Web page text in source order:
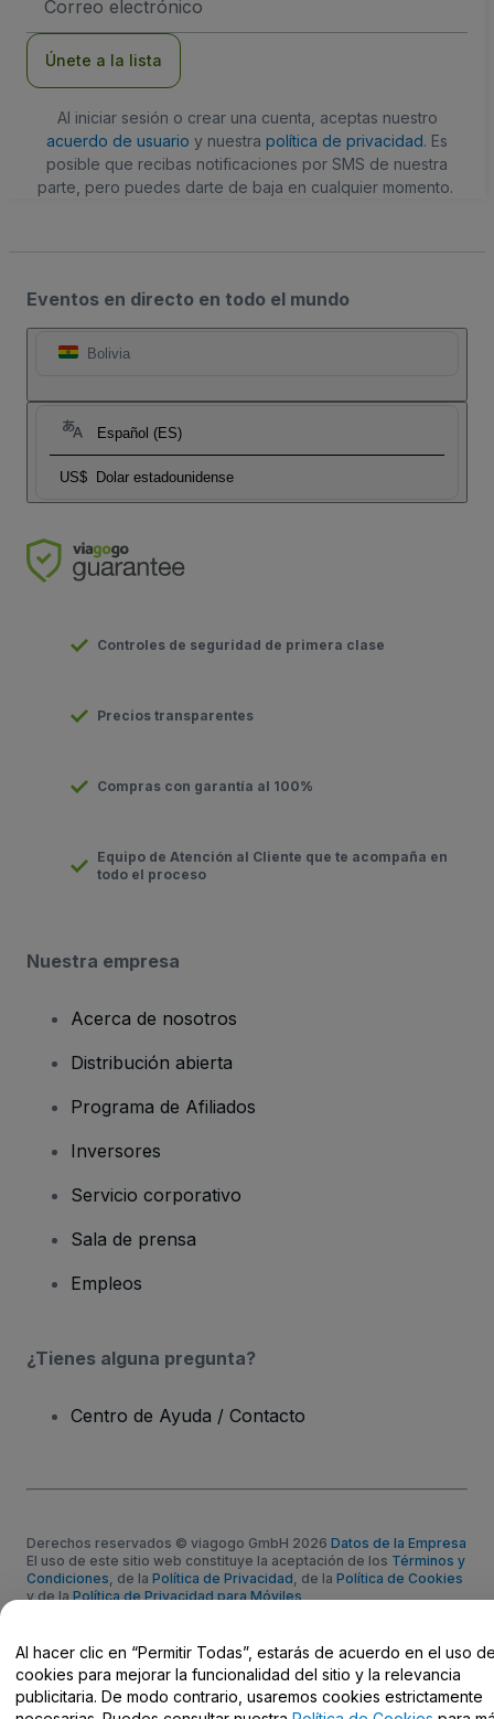
de
Únete a la lista
Al iniciar sesión o crear una cuenta, aceptas nuestro
acuerdo de usuario y nuestra política de privacidad. Es
posible que recibas notificaciones por SMS de nuestra
parte, pero puedes darte de baja en cualquier momento.
Eventos en directo en todo el mundo
Bolivia
Español (ES)
US$ Dolar estadounidense
Controles de seguridad de primera clase
Precios transparentes
Compras con garantía al 100%
Equipo de Atención al Cliente que te acompaña en
todo el proceso
Nuestra empresa
Acerca de nosotros
Distribución abierta
Programa de Afiliados
Inversores
Servicio corporativo
Sala de prensa
Empleos
¿Tienes alguna pregunta?
Centro de Ayuda / Contacto
Derechos reservados © viagogo GmbH 2026 Datos de la Empresa
El uso de este sitio web constituye la aceptación de los Términos y
Condiciones, de la Política de Privacidad, de la Política de Cookies
y de laPolítica de Privacidad para Móviles
Al hacer clic en “Permitir Todas”, estarás de acuerdo en el uso
cookies para mejorar la funcionalidad del sitio y la relevancia
publicitaria. De modo contrario, usaremos cookies estrictamente